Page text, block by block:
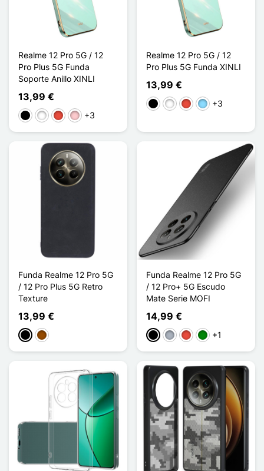
Realme 12 Pro 5G / 12
Pro Plus 5G Funda
Soporte Anillo XINLI
13,99 €
NegroBlancoRojoRosa+3
Realme 12 Pro 5G / 12
Pro Plus 5G Funda XINLI
13,99 €
NegroBlancoRojoAzul claro
+3
Funda Realme 12 Pro 5G
/ 12 Pro Plus 5G Retro
Texture
13,99 €
NegroMarrón
Funda Realme 12 Pro 5G
/ 12 Pro+ 5G Escudo
Mate Serie MOFI
14,99 €
NegroGris RojoVerde
+1